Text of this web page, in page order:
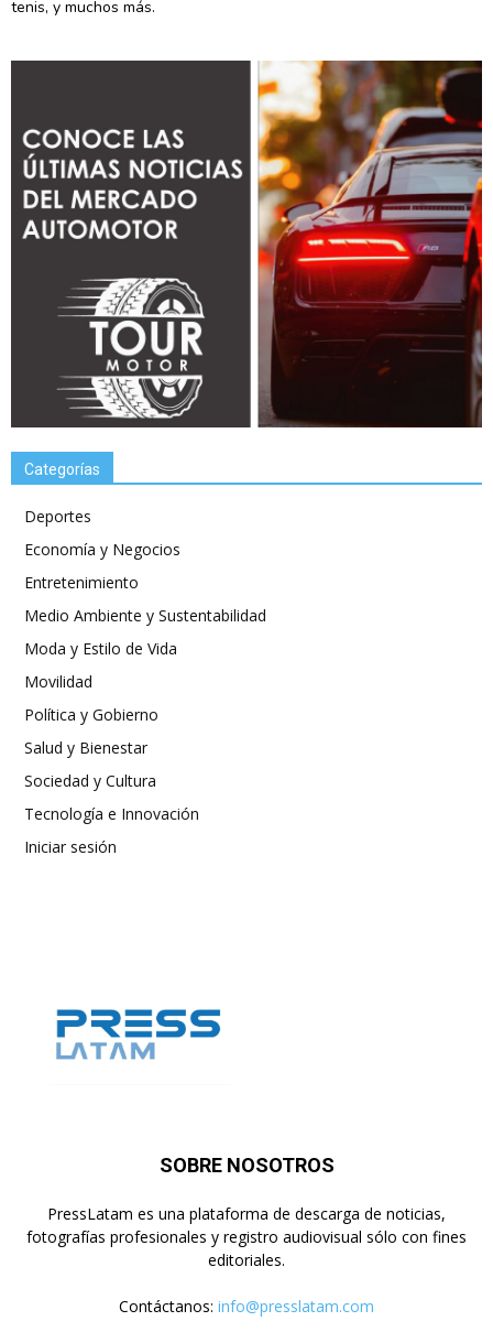
tenis, y muchos más.
Categorías
Deportes
Economía y Negocios
Entretenimiento
Medio Ambiente y Sustentabilidad
Moda y Estilo de Vida
Movilidad
Política y Gobierno
Salud y Bienestar
Sociedad y Cultura
Tecnología e Innovación
Iniciar sesión
SOBRE NOSOTROS
PressLatam es una plataforma de descarga de noticias,
fotografías profesionales y registro audiovisual sólo con fines
editoriales.
Contáctanos: info@presslatam.com